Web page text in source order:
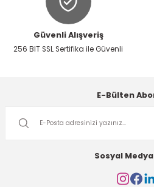
Güvenli Alışveriş
256 BIT SSL Sertifika ile Güvenli
E-Bülten
Sosyal